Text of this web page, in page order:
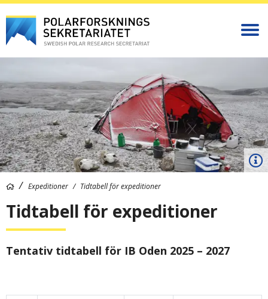
Expeditioner Tidtabell för expeditioner
Tidtabell för expeditioner
Tentativ tidtabell för IB Oden 2025 – 2027